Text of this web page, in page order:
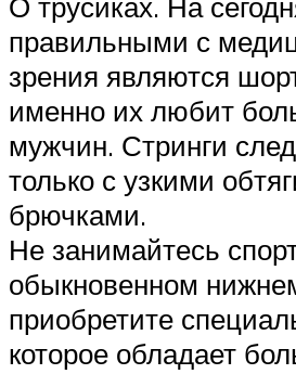
правильными с
зрения являются
именно их любит
мужчин. Стринги
только с узкими
брючками.
Не занимайтесь
обыкновенном
приобретите
которое обладает